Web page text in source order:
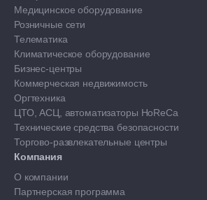
Медицинское оборудование
Розничные сети
Телематика
Климатическое оборудование
Бизнес-центры
Коммерческая недвижимость
Оргтехника
ЦТО, АСЦ, автоматизаторы HoReCa
Технические средства безопасности
Торгово-развлекательные центры
Компания
О компании
Партнерская программа